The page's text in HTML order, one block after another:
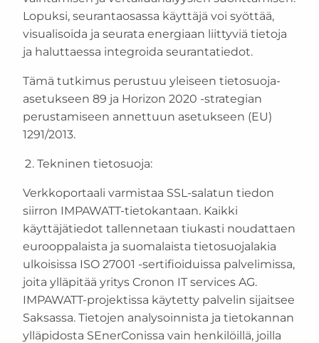
Lopuksi, seurantaosassa käyttäjä voi syöttää,
visualisoida ja seurata energiaan liittyviä tietoja
ja haluttaessa integroida seurantatiedot.
Tämä tutkimus perustuu yleiseen tietosuoja-
asetukseen 89 ja Horizon 2020 -strategian
perustamiseen annettuun asetukseen (EU)
1291/2013.
Tekninen tietosuoja:
Verkkoportaali varmistaa SSL-salatun tiedon
siirron IMPAWATT-tietokantaan. Kaikki
käyttäjätiedot tallennetaan tiukasti noudattaen
eurooppalaista ja suomalaista tietosuojalakia
ulkoisissa ISO 27001 -sertifioiduissa palvelimissa,
joita ylläpitää yritys Cronon IT services AG.
IMPAWATT-projektissa käytetty palvelin sijaitsee
Saksassa. Tietojen analysoinnista ja tietokannan
ylläpidosta SEnerConissa vain henkilöillä, joilla